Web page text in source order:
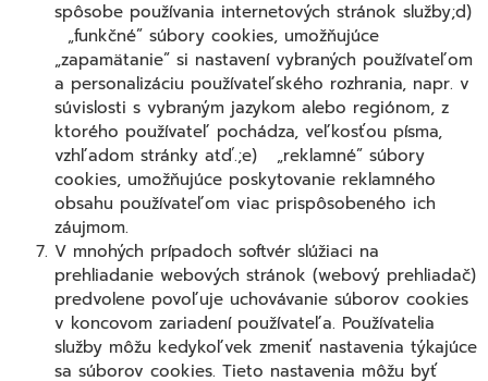
spôsobe používania internetových stránok služby;d)
„funkčné” súbory cookies, umožňujúce
„zapamätanie” si nastavení vybraných používateľom
a personalizáciu používateľského rozhrania, napr. v
súvislosti s vybraným jazykom alebo regiónom, z
ktorého používateľ pochádza, veľkosťou písma,
vzhľadom stránky atď.;e) „reklamné” súbory
cookies, umožňujúce poskytovanie reklamného
obsahu používateľom viac prispôsobeného ich
záujmom.
V mnohých prípadoch softvér slúžiaci na
prehliadanie webových stránok (webový prehliadač)
predvolene povoľuje uchovávanie súborov cookies
v koncovom zariadení používateľa. Používatelia
služby môžu kedykoľvek zmeniť nastavenia týkajúce
sa súborov cookies. Tieto nastavenia môžu byť